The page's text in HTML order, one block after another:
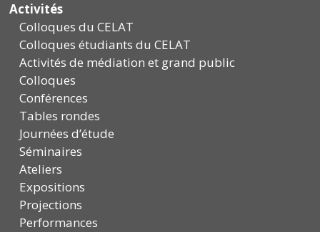
Activités
Colloques du CELAT
Colloques étudiants du CELAT
Activités de médiation et grand public
Colloques
Conférences
Tables rondes
Journées d’étude
Séminaires
Ateliers
Expositions
Projections
Performances